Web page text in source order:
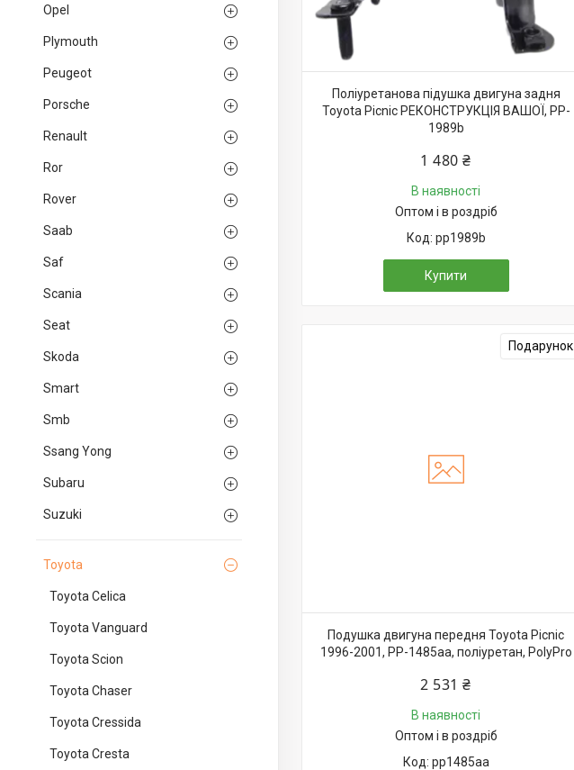
Opel
Plymouth
Peugeot
Porsche
Renault
Ror
Rover
Saab
Saf
Scania
Seat
Skoda
Smart
Smb
Ssang Yong
Subaru
Suzuki
Toyota
Toyota Celica
Toyota Vanguard
Toyota Scion
Toyota Chaser
Toyota Cressida
Toyota Cresta
Поліуретанова підушка двигуна задня
Toyota Picnic РЕКОНСТРУКЦІЯ ВАШОЇ, PP-
1989b
1 480 ₴
В наявності
Оптом і в роздріб
pp1989b
Купити
Подарунок
Подушка двигуна передня Toyota Picnic
1996-2001, PP-1485aa, поліуретан, PolyPro
2 531 ₴
В наявності
Оптом і в роздріб
pp1485aa